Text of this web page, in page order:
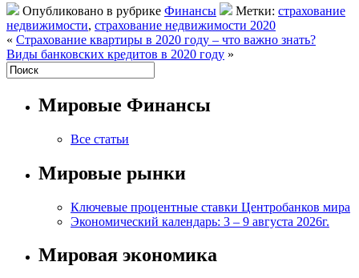
Опубликовано в рубрике Финансы Метки: страхование
недвижимости, страхование недвижимости 2020
« Страхование квартиры в 2020 году – что важно знать?
Виды банковских кредитов в 2020 году »
Мировые Финансы
Все статьи
Мировые рынки
Ключевые процентные ставки Центробанков мира
Экономический календарь: 3 – 9 августа 2026г.
Мировая экономика